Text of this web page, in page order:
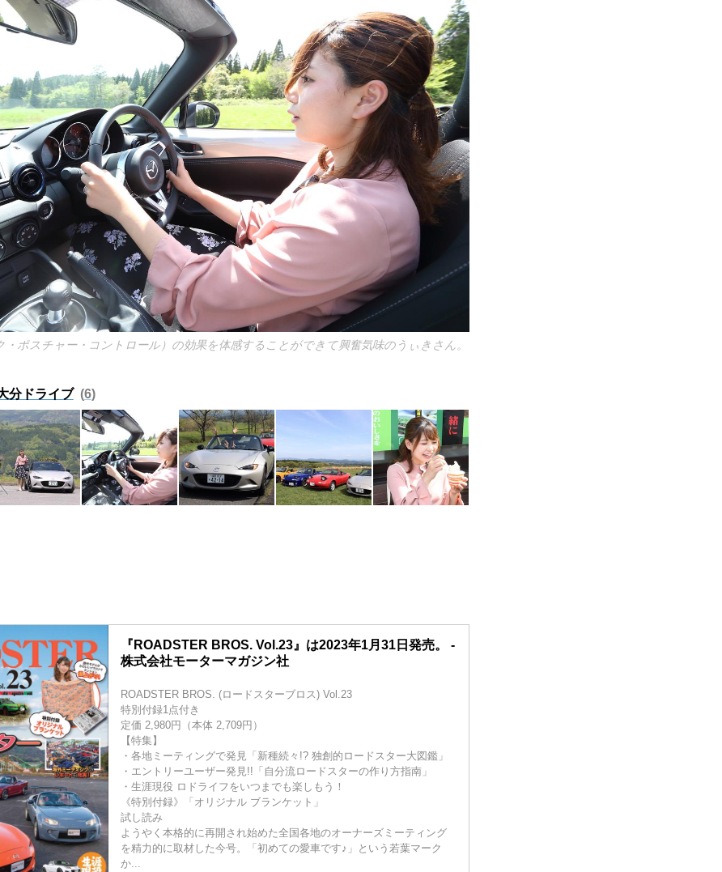
・ポスチャー・コントロール）の効果を体感することができて興奮気味のうぃきさん。
分ドライブ 6
『ROADSTER BROS. Vol.23』は2023年1月31日発売。 -
株式会社モーターマガジン社
ROADSTER BROS. (ロードスターブロス) Vol.23
特別付録1点付き
定価 2,980円（本体 2,709円）
【特集】
・各地ミーティングで発見「新種続々!? 独創的ロードスター大図鑑」
・エントリーユーザー発見!!「自分流ロードスターの作り方指南」
・生涯現役 ロドライフをいつまでも楽しもう！
《特別付録》「オリジナル ブランケット」
試し読み
ようやく本格的に再開され始めた全国各地のオーナーズミーティング
を精力的に取材した今号。「初めての愛車です♪」という若葉マーク
か...